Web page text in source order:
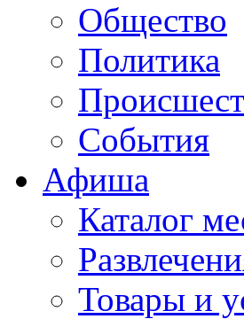
Общество
Политика
События
Афиша
Каталог
Товары и